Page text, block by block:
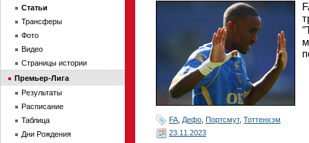
FA Дефо Портсмут, Тоттенхэм
23.11.2023
Статьи
Трансферы
Фото
Видео
Страницы истории
Премьер-Лига
Результаты
Расписание
Таблица
Дни Рождения